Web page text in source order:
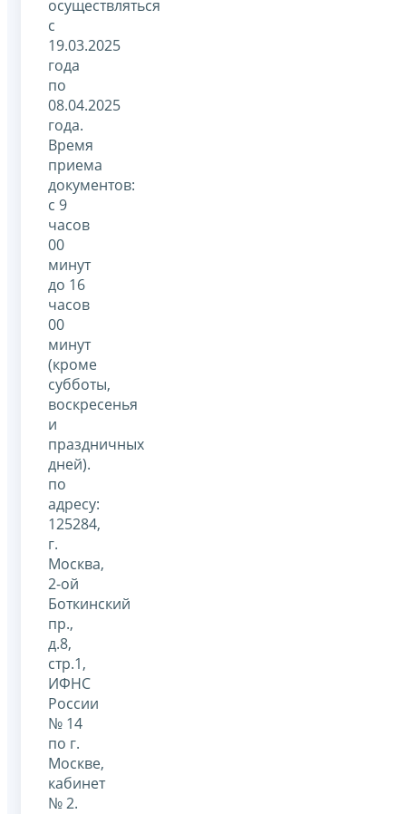
осуществляться
с
19.03.2025
года
по
08.04.2025
года.
Время
приема
документов:
с 9
часов
00
минут
до 16
часов
00
минут
(кроме
субботы,
воскресенья
и
праздничных
дней).
по
адресу:
125284,
г.
Москва,
2-ой
Боткинский
пр.,
д.8,
стр.1,
ИФНС
России
№ 14
по г.
Москве,
кабинет
№ 2.